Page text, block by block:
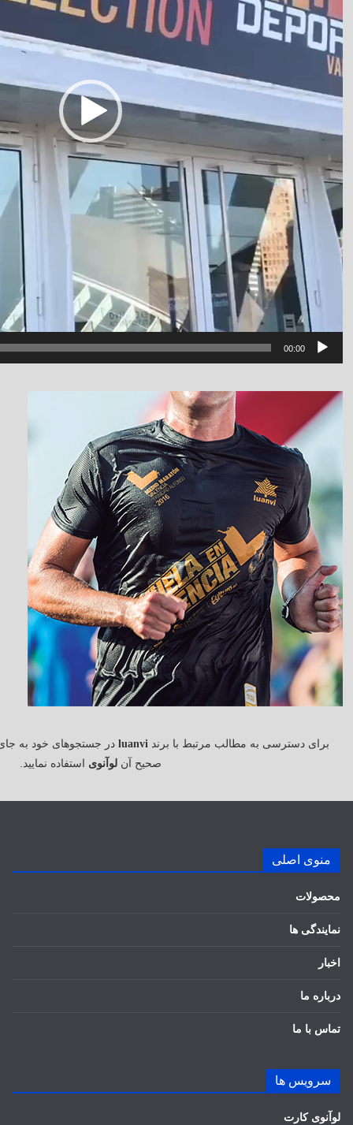
00:00
برای دسترسی به مطالب مرتبط با برندluanvi در جستجوهای خود به
صحیح آنلوآنوی استفاده نمایید.
منوی اصلی
محصولات
نمایندگی ها
اخبار
درباره ما
تماس با ما
سرویس ها
لوآنوی کارت